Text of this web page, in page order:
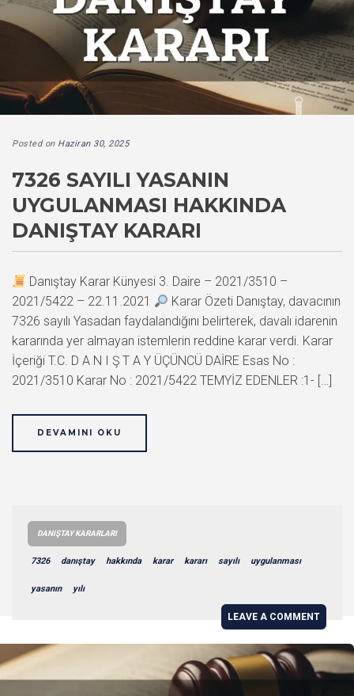
Posted on Haziran 30, 2025
7326 SAYILI YASANIN
UYGULANMASI HAKKINDA
DANIŞTAY KARARI
Danıştay Karar Künyesi 3. Daire – 2021/3510 –
2021/5422 – 22.11.2021
Karar Özeti Danıştay, davacının
7326 sayılı Yasadan faydalandığını belirterek, davalı idarenin
kararında yer almayan istemlerin reddine karar verdi. Karar
İçeriği T.C. D A N I Ş T A Y ÜÇÜNCÜ DAİRE Esas No :
2021/3510 Karar No : 2021/5422 TEMYİZ EDENLER :1- […]
DEVAMINI OKU
DANIŞTAY KARARLARI
7326 danıştay hakkında karar kararı sayılı uygulanması
yasanın yılı
LEAVE A COMMENT